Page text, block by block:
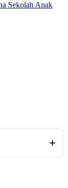
Sekolah Anak